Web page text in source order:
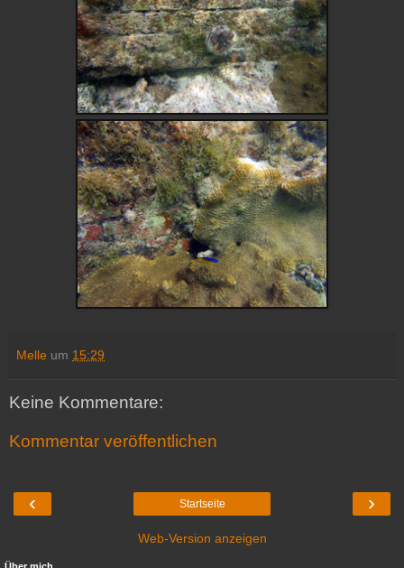
Melle um 15:29
Keine Kommentare:
Kommentar veröffentlichen
‹ ›
Startseite
Web-Version anzeigen